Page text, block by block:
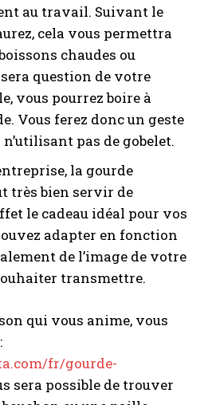
IN
Privacy Policy
coquines : vivez
au travail. Suivant le
cela vous permettra
chaudes ou
question de votre
vous pourrez boire à
Vous ferez donc un geste
pas de gobelet.
la gourde
très bien servir de
le cadeau idéal pour vos
adapter en fonction
de l’image de votre
transmettre.
qui vous anime, vous
fr/gourde-
sera possible de trouver